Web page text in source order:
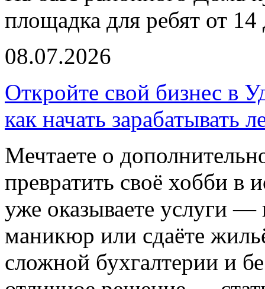
площадка для ребят от 14
08.07.2026
Откройте свой бизнес в
как начать зарабатывать
Мечтаете о
превратить своё хобби в
уже оказываете услуги —
маникюр или сдаёте
сложной бухгалтерии и